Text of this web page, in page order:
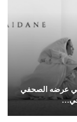
في عرضه الصحفي
في…